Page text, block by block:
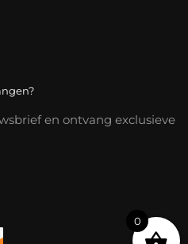
en ontvang exclusieve
0